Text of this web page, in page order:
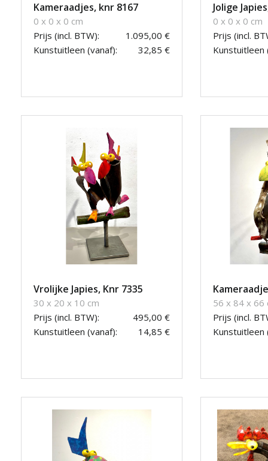
Kameraadjes, knr 8167
0 x 0 x 0 cm
Prijs (incl. BTW):
1.095,00 €
Kunstuitleen (vanaf):
32,85 €
Jolige
0 x 0 x 0 cm
Prijs (incl.
Kunstuitleen
Vrolijke Japies, Knr 7335
30 x 20 x 10 cm
Prijs (incl. BTW):
495,00 €
Kunstuitleen (vanaf):
14,85 €
56 x 84 x 66
Prijs (incl.
Kunstuitleen